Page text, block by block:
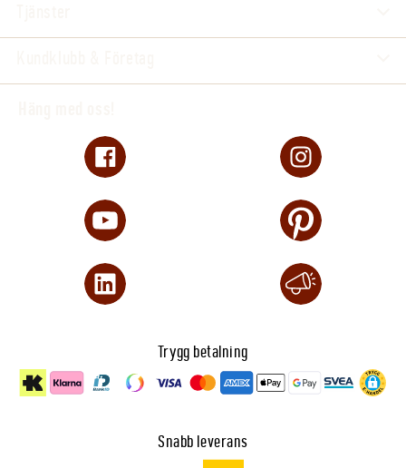
Trygg betalning
Snabb leverans